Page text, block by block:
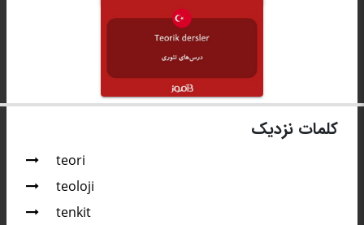
کلمات نزدیک
teori
teoloji
tenkit